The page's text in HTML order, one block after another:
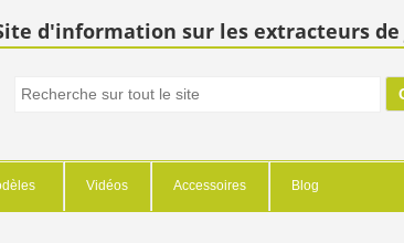
d'information sur les extracteurs
Vidéos Accessoires Blog